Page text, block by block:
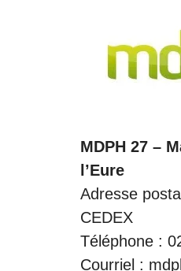
MDPH 27 –
l’Eure
Adresse
CEDEX
Téléphone :
Courriel :